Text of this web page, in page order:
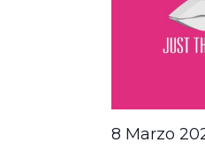
8 Marzo